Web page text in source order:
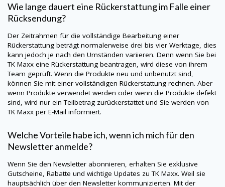
Wie lange dauert eine Rückerstattung im Falle einer
Rücksendung?
Der Zeitrahmen für die vollständige Bearbeitung einer
Rückerstattung beträgt normalerweise drei bis vier Werktage, dies
kann jedoch je nach den Umständen variieren. Denn wenn Sie bei
TK Maxx eine Rückerstattung beantragen, wird diese von ihrem
Team geprüft. Wenn die Produkte neu und unbenutzt sind,
können Sie mit einer vollständigen Rückerstattung rechnen. Aber
wenn Produkte verwendet werden oder wenn die Produkte defekt
sind, wird nur ein Teilbetrag zurückerstattet und Sie werden von
TK Maxx per E-Mail informiert.
Welche Vorteile habe ich, wenn ich mich für den
Newsletter anmelde?
Wenn Sie den Newsletter abonnieren, erhalten Sie exklusive
Gutscheine, Rabatte und wichtige Updates zu TK Maxx. Weil sie
hauptsächlich über den Newsletter kommunizierten. Mit der